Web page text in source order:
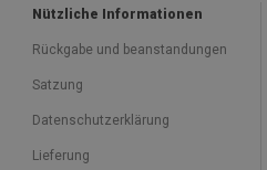
Nützliche Informationen
Rückgabe und beanstandungen
Satzung
Datenschutzerklärung
Lieferung